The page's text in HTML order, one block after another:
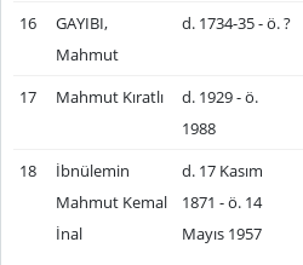
16
GAYIBI,
Mahmut
d. 1734-35 - ö. ?
17 Mahmut Kıratlı
d. 1929 - ö.
1988
18
İbnülemin
Mahmut Kemal
İnal
d. 17 Kasım
1871 - ö. 14
Mayıs 1957